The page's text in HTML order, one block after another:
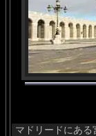
マドリードにあ